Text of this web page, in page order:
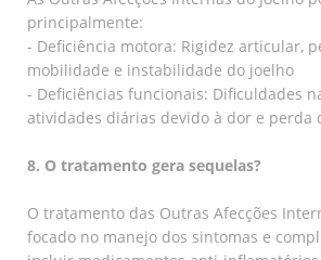
principalmente:
- Deficiência motora: Rigidez articular,
mobilidade e instabilidade do joelho
- Deficiências funcionais: Dificuldades
atividades diárias devido à dor e perda
8. O tratamento gera sequelas?
O tratamento das Outras Afecções
focado no manejo dos sintomas e